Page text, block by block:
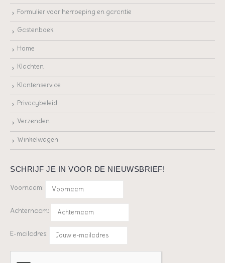
Formulier voor herroeping en garantie
Gastenboek
Home
Klachten
Klantenservice
Privacybeleid
Verzenden
Winkelwagen
SCHRIJF JE IN VOOR DE NIEUWSBRIEF!
Voornaam:
Achternaam:
E-mailadres: